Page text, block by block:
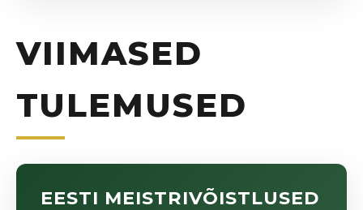
VIIMASED
TULEMUSED
EESTI MEISTRIVÕISTLUSED